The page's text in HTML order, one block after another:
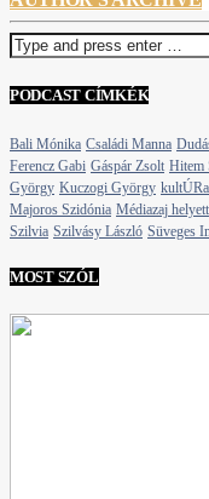
PODCAST CÍMKÉK
Bali Mónika Családi Manna
Ferencz Gabi Gáspár Zsolt Hitem
György Kuczogi György
Majoros Szidónia Médiazaj helyett
Szilvia Szilvásy László Süveges
MOST SZÓL